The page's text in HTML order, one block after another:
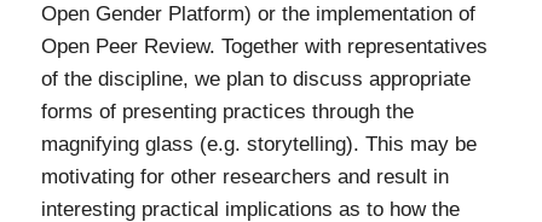
Open Gender Platform) or the implementation of
Open Peer Review. Together with representatives
of the discipline, we plan to discuss appropriate
forms of presenting practices through the
magnifying glass (e.g. storytelling). This may be
motivating for other researchers and result in
interesting practical implications as to how the